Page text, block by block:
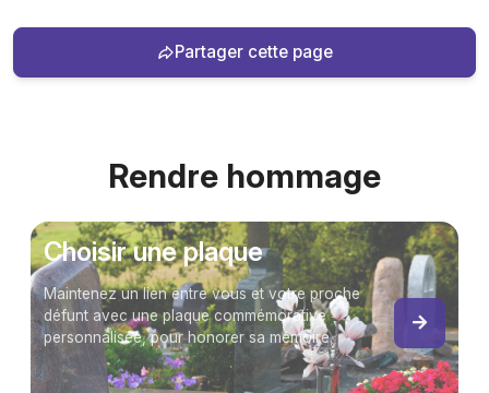
Partager cette page
Rendre hommage
Choisir une plaque
Maintenez un lien entre vous et votre proche
défunt avec une plaque commémorative
personnalisée, pour honorer sa mémoire.